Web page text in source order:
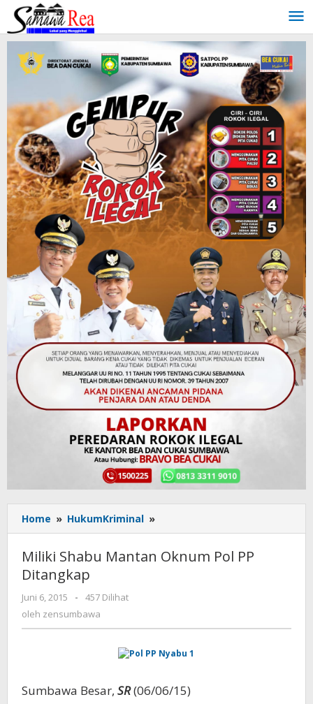
Lewati
konten
Home » HukumKriminal »
Shabu
Mantan
Oknum
Miliki Shabu Mantan Oknum Pol PP
Ditangkap
Juni 6, 2015
oleh
zensumbawa
-
457 Dilihat
oleh zensumbawa
Sumbawa Besar, SR(06/06/15)